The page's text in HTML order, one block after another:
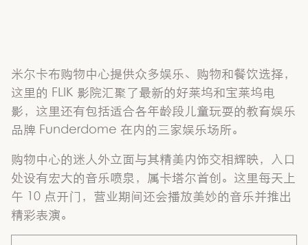
米尔卡布购物中心提供众多娱乐、购物和餐饮选择，
这里的 FLIK 影院汇聚了最新的好莱坞和宝莱坞电
影，这里还有包括适合各年龄段儿童玩耍的教育娱乐
品牌 Funderdome 在内的三家娱乐场所。
购物中心的迷人外立面与其精美内饰交相辉映，入口
处设有宏大的音乐喷泉，属卡塔尔首创。这里每天上
午 10 点开门，营业期间还会播放美妙的音乐并推出
精彩表演。